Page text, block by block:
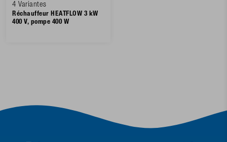
4 Variantes
Réchauffeur HEATFLOW 3 kW
400 V, pompe 400 W